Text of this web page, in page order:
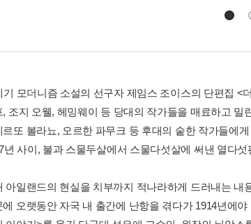
기 모더니즘 소설의 선구자 제임스 조이스의 단편집
, 조지 오웰, 헤밍웨이 등 당대의 작가들을 매료하고
르또 볼라뇨, 오르한 파무크 등 후대의 숱한 작가들에
년 사이, 불과 스물두살에서 스물다섯살에 써낸 열다
아일랜드의 현실을 치부까지 적나라하게 드러내는
에 오랫동안 자국 내 출간에 난항을 겪다가 1914년에